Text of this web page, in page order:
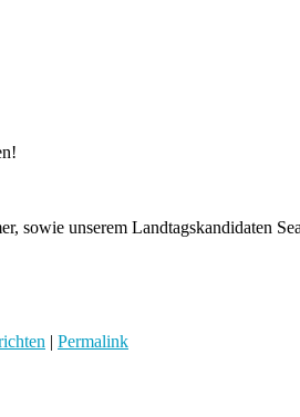
sowie unserem Landtagskandidaten
| Permalink